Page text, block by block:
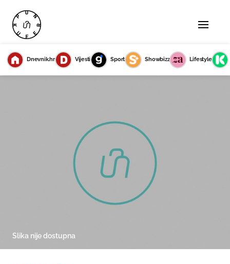
Dnevnik.hr Vijesti Sport Showbizz Lifestyle
Slika nije dostupna